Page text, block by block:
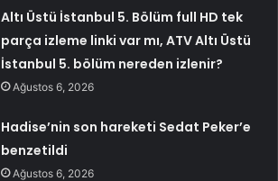
Altı Üstü İstanbul 5. Bölüm full HD tek
parça izleme linki var mı, ATV Altı Üstü
İstanbul 5. bölüm nereden izlenir?
Ağustos 6, 2026
Hadise’nin son hareketi Sedat Peker’e
benzetildi
Ağustos 6, 2026